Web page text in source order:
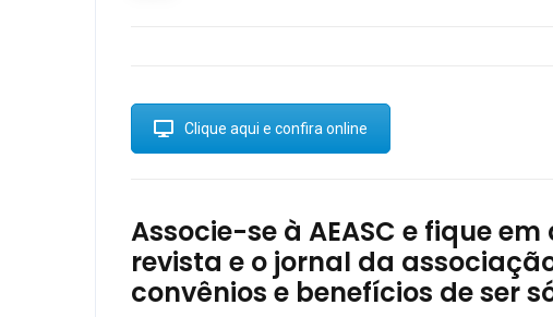
Clique aqui e confira online
Associe-se à AEASC e fique
revista e o jornal da
convênios e benefícios de ser